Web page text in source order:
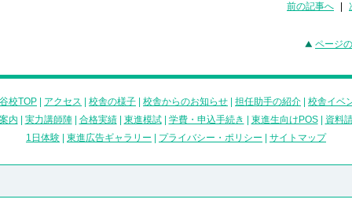
前の記事へ
ページ
校TOP アクセス 校舎の様子 校舎からのお知らせ 担任助手の紹介 校舎イベ
内
実力講師陣| 合格実績| 東進模試| 学費・申込手続き 東進生向けPOS| 資料
1日体験
東進広告ギャラリー プライバシー・ポリシー サイトマップ